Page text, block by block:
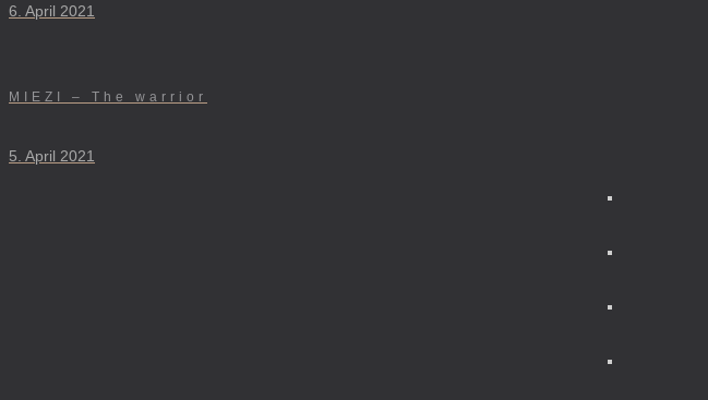
6. April 2021
MIEZI – The warrior
5. April 2021